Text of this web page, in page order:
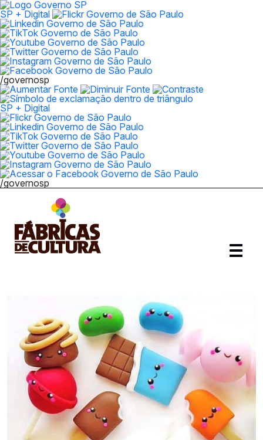
SP + Digital
/governosp
SP + Digital
/governosp